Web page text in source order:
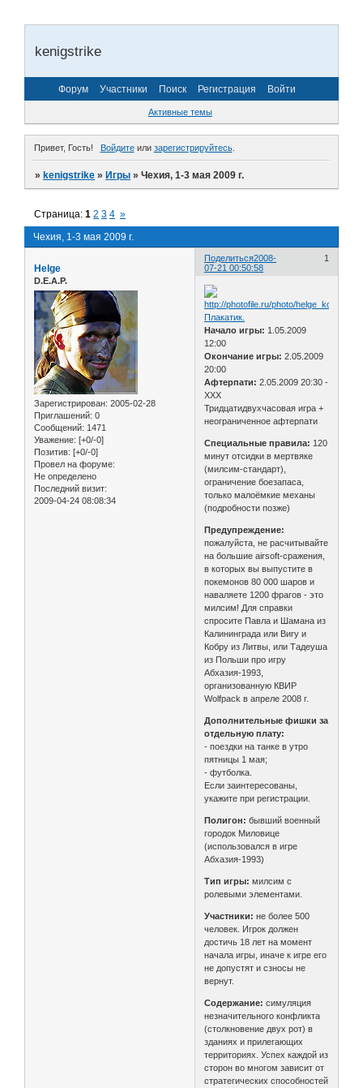
kenigstrike
Форум Участники Поиск Регистрация Войти
Активные темы
Привет, Гость! Войдитеили зарегистрируйтесь.
»kenigstrike »Игры »Чехия, 1-3 мая 2009 г.
Чехия, 1-3 мая 2009 г.
Страница:1 2 3 4 »
Поделиться 1
2008-
07-21 00:50:58
Helge
D.E.A.P.
Зарегистрирован: 2005-02-28
Приглашений: 0
Сообщений: 1471
Уважение: [+0/-0]
Позитив: [+0/-0]
Провел на форуме:
Не определено
Последний визит:
2009-04-24 08:08:34
Плакатик.
Начало игры: 1.05.2009
12:00
Окончание игры: 2.05.2009
20:00
Афтерпати: 2.05.2009 20:30 -
ХХХ
Тридцатидвухчасовая игра +
неограниченное афтерпати
Специальные правила: 120
минут отсидки в мертвяке
(милсим-стандарт),
ограничение боезапаса,
только малоёмкие механы
(подробности позже)
Предупреждение:
пожалуйста, не расчитывайте
на большие airsoft-сражения,
в которых вы выпустите в
покемонов 80 000 шаров и
наваляете 1200 фрагов - это
милсим! Для справки
спросите Павла и Шамана из
Калининграда или Вигу и
Кобру из Литвы, или Тадеуша
из Польши про игру
Абхазия-1993,
организованную КВИР
Wolfpack в апреле 2008 г.
Дополнительные фишки за
отдельную плату:
- поездки на танке в утро
пятницы 1 мая;
- футболка.
Если заинтересованы,
укажите при регистрации.
Полигон: бывший военный
городок Миловице
(использовался в игре
Абхазия-1993)
Тип игры: милсим с
ролевыми элементами.
Участники: не более 500
человек. Игрок должен
достичь 18 лет на момент
начала игры, иначе к игре его
не допустят и сзносы не
вернут.
Содержание: симуляция
незначительного конфликта
(столкновение двух рот) в
зданиях и прилегающих
территориях. Успех каждой из
сторон во многом зависит от
стратегических способностей